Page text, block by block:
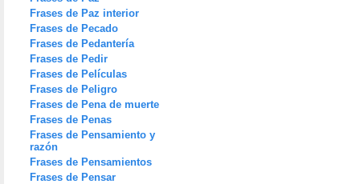
Frases de Paz interior
Frases de Pecado
Frases de Pedantería
Frases de Pedir
Frases de Películas
Frases de Peligro
Frases de Pena de muerte
Frases de Penas
Frases de Pensamiento y
razón
Frases de Pensamientos
Frases de Pensar